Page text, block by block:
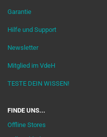
Garantie
Hilfe und Support
Newsletter
Mitglied im VdeH
TESTE DEIN WISSEN!
FINDE UNS...
Offline Stores